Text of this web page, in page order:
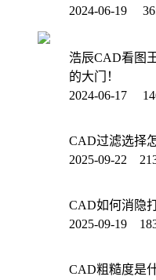
2024-06-19
浩辰CAD看图
的大门！
2024-06-17
CAD过滤选择
2025-09-22
CAD如何消隐
2025-09-19
CAD粗糙度是